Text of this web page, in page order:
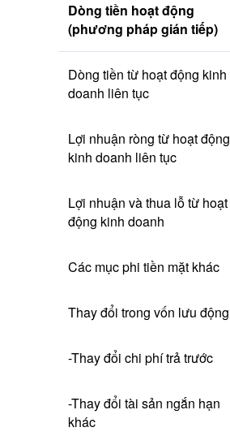
Hàng năm
Dòng tiền hoạt động
(phương pháp gián tiếp)
Dòng tiền từ hoạt động kinh
doanh liên tục
Lợi nhuận ròng từ hoạt động
kinh doanh liên tục
Lợi nhuận và thua lỗ từ hoạt
động kinh doanh
Các mục phi tiền mặt khác
Thay đổi trong vốn lưu động
-Thay đổi chi phí trả trước
-Thay đổi tài sản ngắn hạn
khác